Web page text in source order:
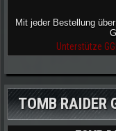
Mit jeder Bestellung
Unterstütze
TOMB RAIDER